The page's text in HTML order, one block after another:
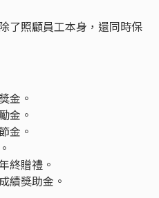
了照顧員工本身，還同時保
金。
金。
金。
終贈禮。
績獎助金。